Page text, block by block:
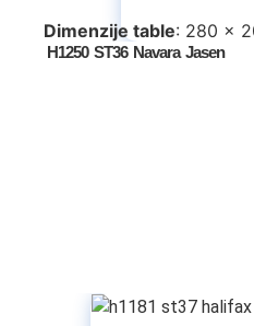
Dimenzije table: 280 x
H1250 ST36 Navara Jasen